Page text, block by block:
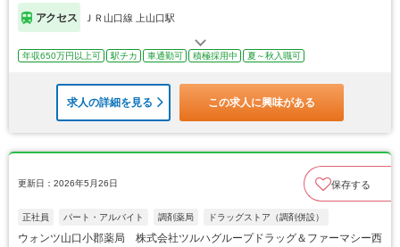
アクセス ＪＲ山口線 上山口駅
年収650万円以上可 駅チカ 車通勤可 積極採用中 夏～秋入職可
求人の詳細を見る この求人に興味がある
更新日：2026年5月26日 保存する
正社員 パート・アルバイト 調剤薬局 ドラッグストア（調剤併設）
ウォンツ山口小郡薬局 株式会社ツルハグループドラッグ＆ファーマシー西